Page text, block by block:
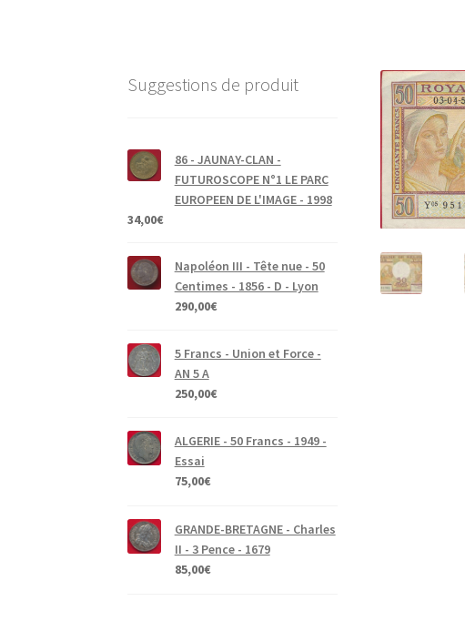
Suggestions de produit
86 - JAUNAY-CLAN -
FUTUROSCOPE N°1 LE PARC
EUROPEEN DE L'IMAGE - 1998
34,00€
Napoléon III - Tête nue - 50
Centimes - 1856 - D - Lyon
290,00€
5 Francs - Union et Force -
AN 5 A
250,00€
ALGERIE - 50 Francs - 1949 -
Essai
75,00€
GRANDE-BRETAGNE - Charles
II - 3 Pence - 1679
85,00€